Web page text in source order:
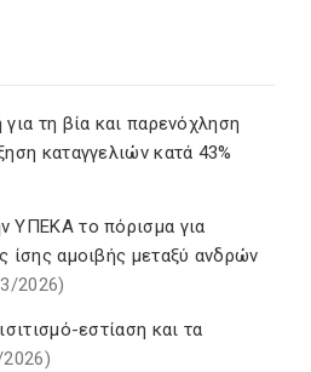
τη βία και παρενόχληση
καταγγελιών κατά 43%
ΥΠΕΚΑ το πόρισμα για
ίσης αμοιβής μεταξύ ανδρών
2026)
εστίαση και τα